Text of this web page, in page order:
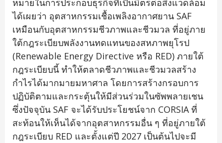
หมายในการประกอบธุรกิจที่เป็นมิตรต่อสิ่งแวดล้อม
ได้เผยว่า อุตสาหกรรมเชื้อเพลิงอากาศยาน SAF
เหมือนกับอุตสาหกรรมชีวภาพและชีวมวล ที่อยู่ภาย
ใต้กฎระเบียบพลังงานทดแทนของสหภาพยุโรป
(Renewable Energy Directive หรือ RED) ภายใต้
กฎระเบียบนี้ ทำให้ตลาดชีวภาพและชีวมวลสร้าง
กำไรได้มากมายมหาศาล โดยการสร้างกรอบการ
ปฏิบัติตามและกระตุ้นให้มีส่วนร่วมในซัพพลายเชน
ซึ่งปัจจุบัน SAF จะได้รับประโยชน์จาก CORSIA ที่
สะท้อนให้เห็นได้จากอุตสาหกรรมอื่น ๆ ที่อยู่ภายใต้
กฎระเบียบ RED และตั้งแต่ปี 2027 เป็นต้นไปจะมี